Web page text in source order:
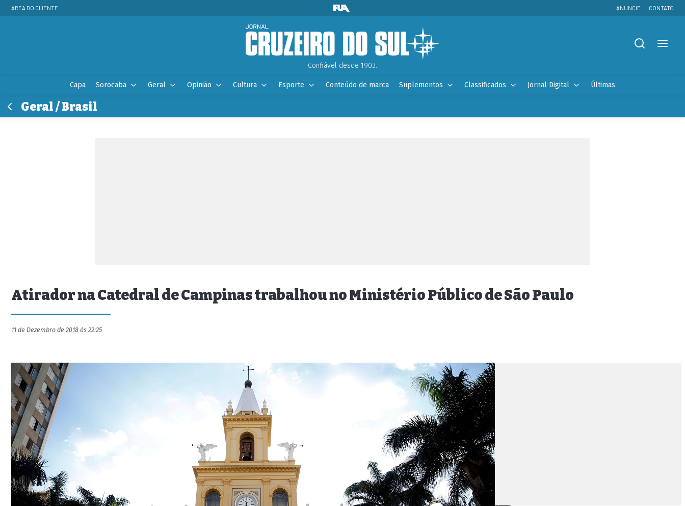
ÁREA DO CLIENTE ANUNCIE CONTATO
Confiável desde 1903.
Capa Sorocaba Geral Opinião Cultura Esporte Conteúdo de marca Suplementos Classificados Jornal Digital Últimas
Geral / Brasil
Atirador na Catedral de Campinas trabalhou no Ministério Público de São Paulo
11 de Dezembro de 2018 às 22:25